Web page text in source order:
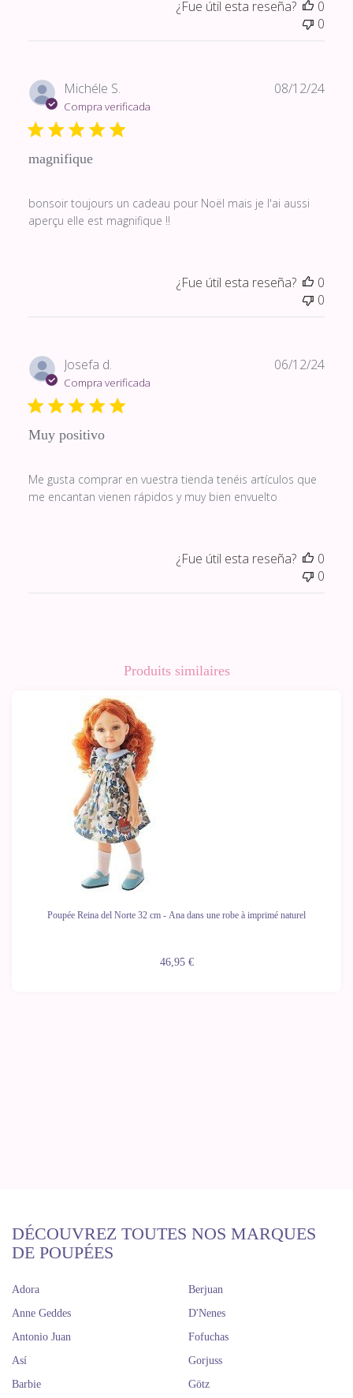
¿Fue útil esta reseña?
0
0
Michéle S.
Compra verificada
magnifique
bonsoir toujours un cadeau pour Noël mais je l'ai aussi
aperçu elle est magnifique !!
08/12/24
¿Fue útil esta reseña?
0
0
Josefa d.
Compra verificada
Muy positivo
Me gusta comprar en vuestra tienda tenéis artículos que
me encantan vienen rápidos y muy bien envuelto
06/12/24
¿Fue útil esta reseña?
0
0
Produits similaires
Poupée Reina del Norte 32 cm - Ana dans une robe à imprimé naturel
46,95 €
DÉCOUVREZ TOUTES NOS MARQUES
DE POUPÉES
Adora
Anne Geddes
Antonio Juan
Así
Barbie
Berjuan
D'Nenes
Fofuchas
Gorjuss
Götz